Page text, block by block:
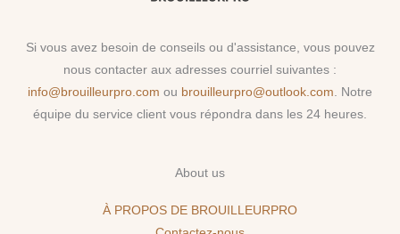
Si vous avez besoin de conseils ou d'assistance, vous pouvez
nous contacter aux adresses courriel suivantes :
info@brouilleurpro.com ou brouilleurpro@outlook.com . Notre
équipe du service client vous répondra dans les 24 heures.
About us
À PROPOS DE BROUILLEURPRO